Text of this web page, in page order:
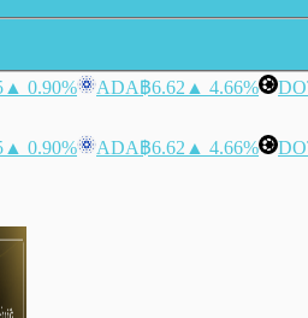
▲ 0.90% ADA฿6.62 ▲ 4.66%
▲ 0.90% ADA฿6.62 ▲ 4.66%